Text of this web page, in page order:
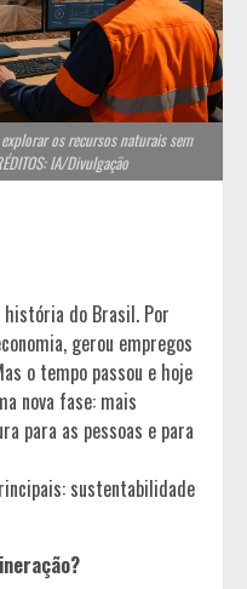
os recursos naturais sem
IA/Divulgação
do Brasil. Por
gerou empregos
o tempo passou e hoje
nova fase: mais
para as pessoas e para
sustentabilidade